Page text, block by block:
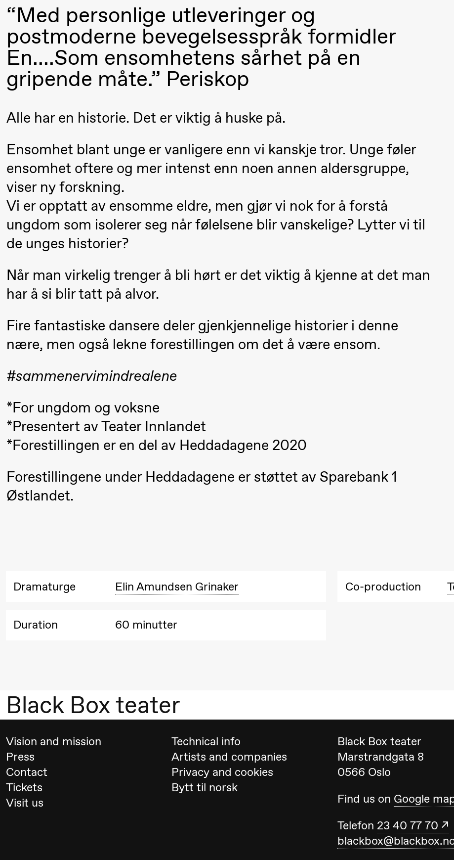
Male
Fantasies
21:00 Boglárka
Börcsök &
SUBJOYRIDE
Store scene (Black Box teater)
Saturday, 12 September
15:00 Yuri
Umemoto
/​ Oslo
Sinfonietta
/​ Ivar
crypt_ –
Anime
Yuri
Umemoto
19:00
Umemoto
/​ Oslo
Sinfonietta
/​ Ivar
Furre Aam
Anime
opera by
Store scene (Black Box teater)
20:00 Pinquins
Alm
Store scene (Black Box teater)
18:00 Pinquins
Alm
Hi sida
Store scene (Black Box teater)
Friday, 25 September
Black Box teater
“Med personlige utleveringer og
postmoderne bevegelsesspråk formidler
En….Som ensomhetens sårhet på en
gripende måte.” Periskop
Alle har en historie. Det er viktig å huske på.
Ensomhet blant unge er vanligere enn vi kanskje tror. Unge føler
ensomhet oftere og mer intenst enn noen annen aldersgruppe,
viser ny forskning.
Vi er opptatt av ensomme eldre, men gjør vi nok for å forstå
ungdom som isolerer seg når følelsene blir vanskelige? Lytter vi til
de unges historier?
Når man virkelig trenger å bli hørt er det viktig å kjenne at det man
har å si blir tatt på alvor.
Fire fantastiske dansere deler gjenkjennelige historier i denne
nære, men også lekne forestillingen om det å være ensom.
#sammenervimindrealene
*For ungdom og voksne
*Presentert av Teater Innlandet
*Forestillingen er en del av Heddadagene 2020
Forestillingene under Heddadagene er støttet av Sparebank 1
Østlandet.
Dramaturge Elin Amundsen Grinaker Co-production
Duration 60 minutter
Vision and mission
Press
Contact
Tickets
Visit us
Technical info
Artists and companies
Privacy and cookies
Bytt til norsk
Black Box teater
Marstrandgata 8
0566 Oslo
Find us on Google
Telefon 23 40 77 70